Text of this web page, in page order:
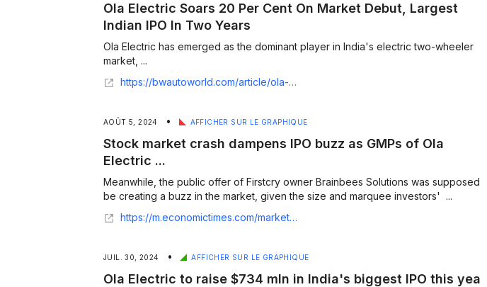
Ola Electric Soars 20 Per Cent On Market Debut, Largest
Indian IPO In Two Years
Ola Electric has emerged as the dominant player in India's electric two-wheeler
market, ...
https://bwautoworld.com/article/ola-electric-soars-20-per-cent-on-market-debut-largest-indian-ipo-in-two-years-529092
AOÛT 5, 2024 • AFFICHER SUR LE GRAPHIQUE
Stock market crash dampens IPO buzz as GMPs of Ola
Electric ...
Meanwhile, the public offer of Firstcry owner Brainbees Solutions was supposed to
be creating a buzz in the market, given the size and marquee investors' ...
https://m.economictimes.com/markets/ipos/fpos/stock-market-crash-dampens-ipo-buzz-as-gmps-of-ola-electric-firstcry-fall/articleshow/112291765.cms
JUIL. 30, 2024 • AFFICHER SUR LE GRAPHIQUE
Ola Electric to raise $734 mln in India's biggest IPO this year